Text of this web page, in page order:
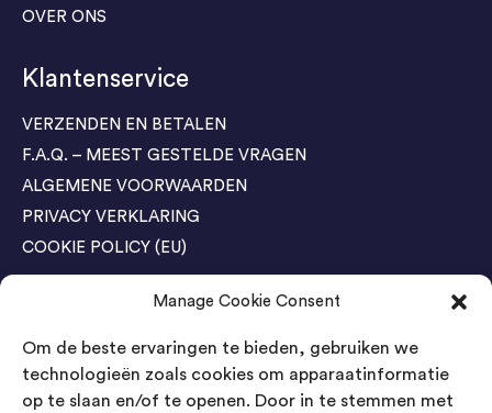
Manage Cookie Consent
Om de beste ervaringen te bieden, gebruiken we
technologieën zoals cookies om apparaatinformatie
op te slaan en/of te openen. Door in te stemmen met
OVER ONS
Klantenservice
VERZENDEN EN BETALEN
F.A.Q. – MEEST GESTELDE VRAGEN
ALGEMENE VOORWAARDEN
PRIVACY VERKLARING
COOKIE POLICY (EU)
Agenda Trade Shows
04-05 November / SVG FAIR Winterswijk
Bestel GRATIS kaarten